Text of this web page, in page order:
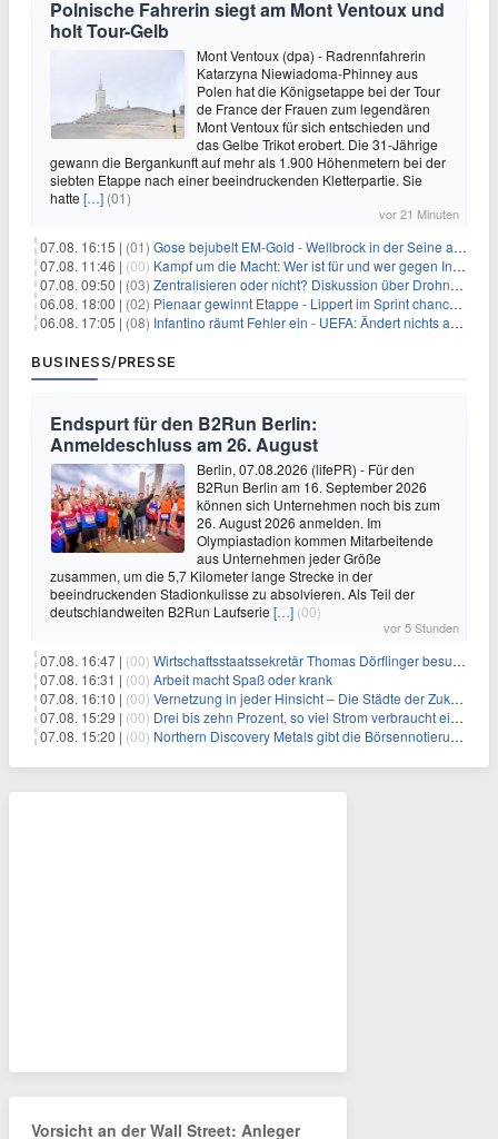
Polnische Fahrerin siegt am Mont Ventoux und
holt Tour-Gelb
Mont Ventoux (dpa) - Radrennfahrerin
Katarzyna Niewiadoma-Phinney aus
Polen hat die Königsetappe bei der Tour
de France der Frauen zum legendären
Mont Ventoux für sich entschieden und
das Gelbe Trikot erobert. Die 31-Jährige
gewann die Bergankunft auf mehr als 1.900 Höhenmetern bei der
siebten Etappe nach einer beeindruckenden Kletterpartie. Sie
hatte […] (01)
vor 21 Minuten
07.08. 16:15 | (01) Gose bejubelt EM-Gold - Wellbrock in der Seine ausgebremst
07.08. 11:46 | (00) Kampf um die Macht: Wer ist für und wer gegen Infantino?
07.08. 09:50 | (03) Zentralisieren oder nicht? Diskussion über Drohnenabwehr
06.08. 18:00 | (02) Pienaar gewinnt Etappe - Lippert im Sprint chancenlos
06.08. 17:05 | (08) Infantino räumt Fehler ein - UEFA: Ändert nichts an Boykott
BUSINESS/PRESSE
Endspurt für den B2Run Berlin:
Anmeldeschluss am 26. August
Berlin, 07.08.2026 (lifePR) - Für den
B2Run Berlin am 16. September 2026
können sich Unternehmen noch bis zum
26. August 2026 anmelden. Im
Olympiastadion kommen Mitarbeitende
aus Unternehmen jeder Größe
zusammen, um die 5,7 Kilometer lange Strecke in der
beeindruckenden Stadionkulisse zu absolvieren. Als Teil der
deutschlandweiten B2Run Laufserie […] (00)
vor 5 Stunden
07.08. 16:47 | (00) Wirtschaftsstaatssekretär Thomas Dörflinger besucht Handwerksbetrieb im Kammerbezirk Freiburg
07.08. 16:31 | (00) Arbeit macht Spaß oder krank
07.08. 16:10 | (00) Vernetzung in jeder Hinsicht – Die Städte der Zukunft sind grün-blau
07.08. 15:29 | (00) Drei bis zehn Prozent, so viel Strom verbraucht ein Aufzug im Gebäude
07.08. 15:20 | (00) Northern Discovery Metals gibt die Börsennotierung an der Frankfurter Wertpapierbörse bekannt
Vorsicht an der Wall Street: Anleger